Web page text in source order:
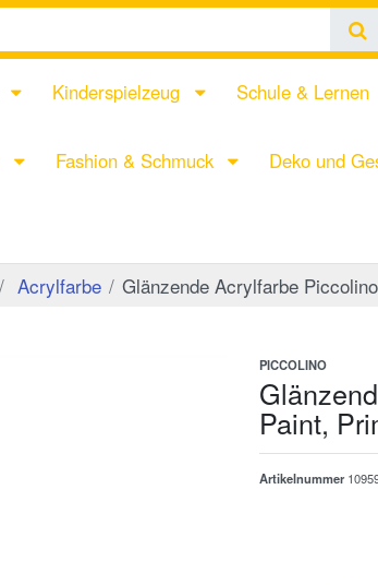
Kinderspielzeug Schule & Lernen
Fashion & Schmuck Deko und
Acrylfarbe Glänzende Acrylfarbe
PICCOLINO
Paint,
Artikelnummer